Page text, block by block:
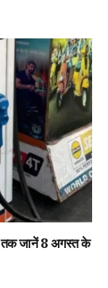
तक जानें 8 अगस्त के